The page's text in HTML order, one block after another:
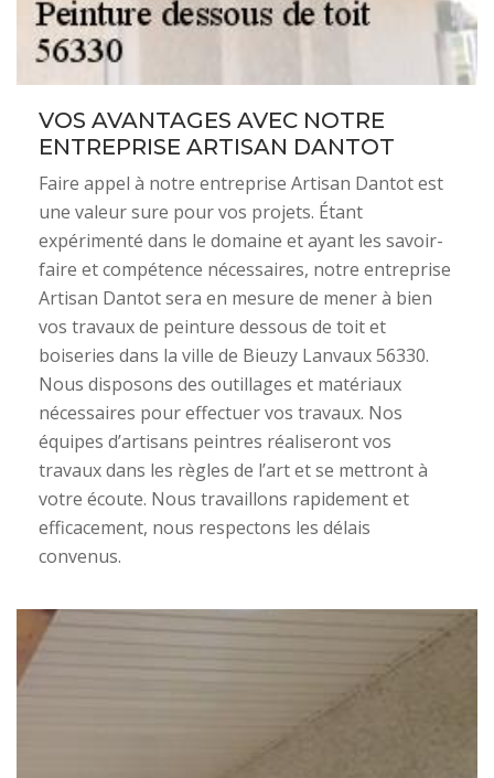
VOS AVANTAGES AVEC NOTRE
ENTREPRISE ARTISAN DANTOT
Faire appel à notre entreprise Artisan Dantot est
une valeur sure pour vos projets. Étant
expérimenté dans le domaine et ayant les savoir-
faire et compétence nécessaires, notre entreprise
Artisan Dantot sera en mesure de mener à bien
vos travaux de peinture dessous de toit et
boiseries dans la ville de Bieuzy Lanvaux 56330.
Nous disposons des outillages et matériaux
nécessaires pour effectuer vos travaux. Nos
équipes d’artisans peintres réaliseront vos
travaux dans les règles de l’art et se mettront à
votre écoute. Nous travaillons rapidement et
efficacement, nous respectons les délais
convenus.